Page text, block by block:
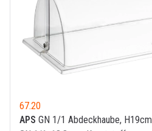
67.20
APS GN 1/1 Abdeckhaube, H19cm